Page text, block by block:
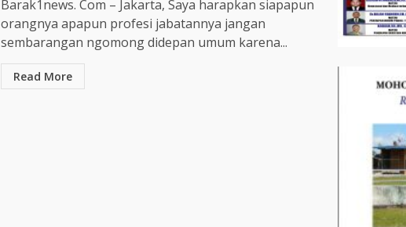
Barak1news. Com – Jakarta, Saya harapkan siapapun
orangnya apapun profesi jabatannya jangan
sembarangan ngomong didepan umum karena...
Read More